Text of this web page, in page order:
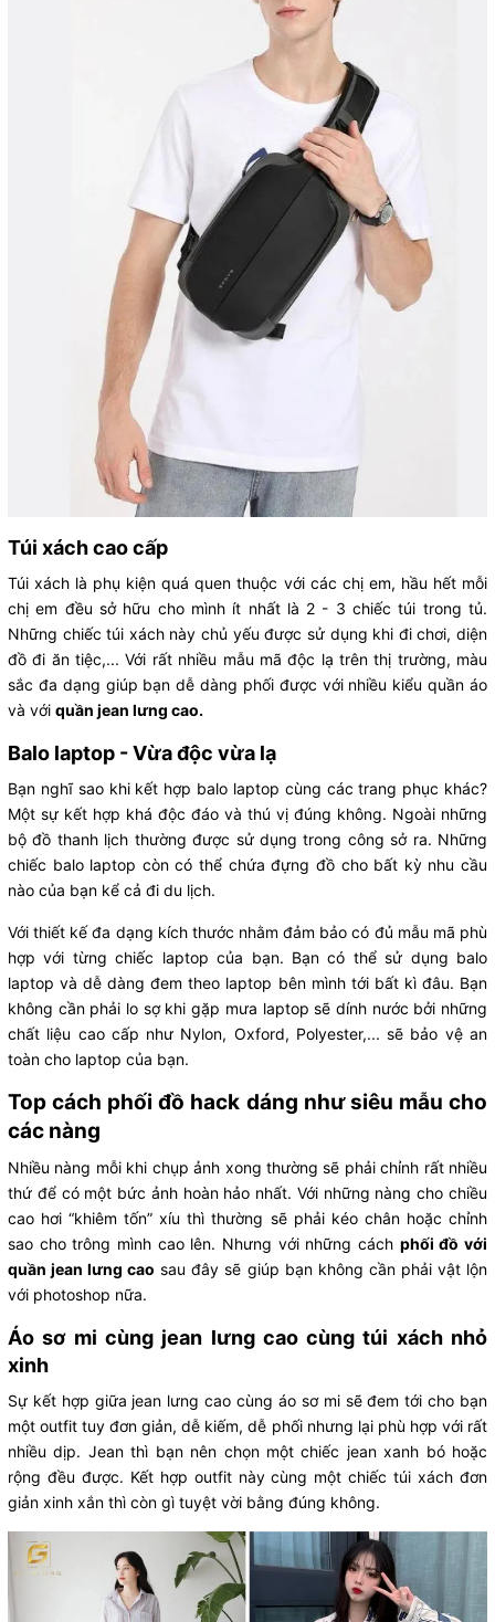
Túi xách cao cấp
Túi xách là phụ kiện quá quen thuộc với các chị em, hầu hết mỗi
chị em đều sở hữu cho mình ít nhất là 2 - 3 chiếc túi trong tủ.
Những chiếc túi xách này chủ yếu được sử dụng khi đi chơi, diện
đồ đi ăn tiệc,... Với rất nhiều mẫu mã độc lạ trên thị trường, màu
sắc đa dạng giúp bạn dễ dàng phối được với nhiều kiểu quần áo
và với quần jean lưng cao.
Balo laptop - Vừa độc vừa lạ
Bạn nghĩ sao khi kết hợp balo laptop cùng các trang phục khác?
Một sự kết hợp khá độc đáo và thú vị đúng không. Ngoài những
bộ đồ thanh lịch thường được sử dụng trong công sở ra. Những
chiếc balo laptop còn có thể chứa đựng đồ cho bất kỳ nhu cầu
nào của bạn kể cả đi du lịch.
Với thiết kế đa dạng kích thước nhằm đảm bảo có đủ mẫu mã phù
hợp với từng chiếc laptop của bạn. Bạn có thể sử dụng balo
laptop và dễ dàng đem theo laptop bên mình tới bất kì đâu. Bạn
không cần phải lo sợ khi gặp mưa laptop sẽ dính nước bởi những
chất liệu cao cấp như Nylon, Oxford, Polyester,... sẽ bảo vệ an
toàn cho laptop của bạn.
Top cách phối đồ hack dáng như siêu mẫu cho
các nàng
Nhiều nàng mỗi khi chụp ảnh xong thường sẽ phải chỉnh rất nhiều
thứ để có một bức ảnh hoàn hảo nhất. Với những nàng cho chiều
cao hơi “khiêm tốn” xíu thì thường sẽ phải kéo chân hoặc chỉnh
sao cho trông mình cao lên. Nhưng với những cách phối đồ với
quần jean lưng cao sau đây sẽ giúp bạn không cần phải vật lộn
với photoshop nữa.
Áo sơ mi cùng jean lưng cao cùng túi xách nhỏ
xinh
Sự kết hợp giữa jean lưng cao cùng áo sơ mi sẽ đem tới cho bạn
một outfit tuy đơn giản, dễ kiếm, dễ phối nhưng lại phù hợp với rất
nhiều dịp. Jean thì bạn nên chọn một chiếc jean xanh bó hoặc
rộng đều được. Kết hợp outfit này cùng một chiếc túi xách đơn
giản xinh xắn thì còn gì tuyệt vời bằng đúng không.